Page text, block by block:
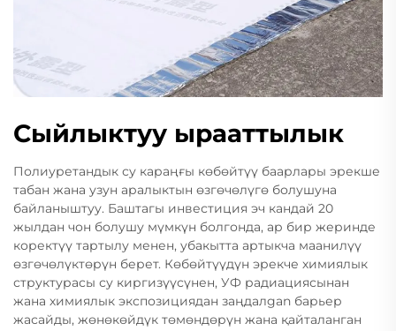
Сыйлыктуу ырааттылык
Полиуретандык су караңғы көбөйтүү баарлары эрекше
табан жана узун аралыктын өзгөчөлүгө болушуна
байланыштуу. Баштагы инвестиция эч кандай 20
жылдан чон болушу мүмкүн болгонда, ар бир жеринде
коректүү тартылу менен, убакытта артыкча маанилүү
өзгөчөлүктөрүн берет. Көбөйтүүдүн эрекче химиялык
структурасы су киргизүүсүнен, УФ радиациясынан
жана химиялык экспозициядан заңдалgan барьер
жасайды, жөнөкөйдүк төмөндөрүн жана қайталанган